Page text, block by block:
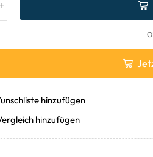
hinzufügen
hinzufügen